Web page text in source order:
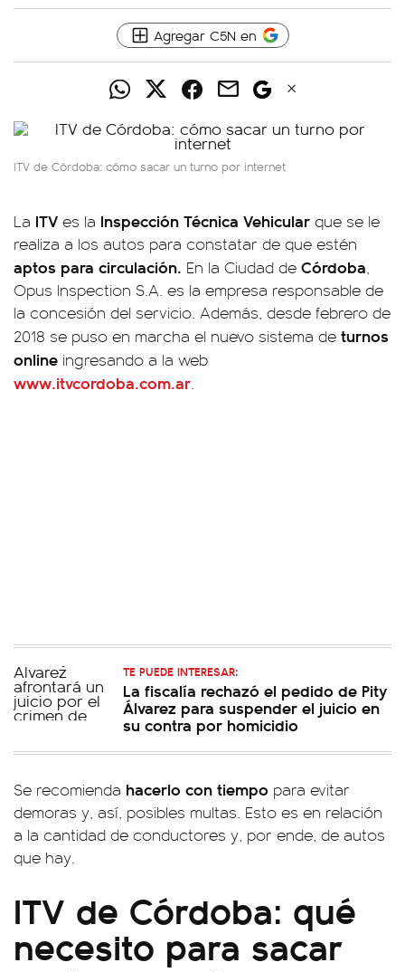
Agregar C5N en
ITV de Córdoba: cómo sacar un turno por internet
La ITV es la Inspección Técnica Vehicular que se le
realiza a los autos para constatar de que estén
aptos para circulación. En la Ciudad de Córdoba,
Opus Inspection S.A. es la empresa responsable de
la concesión del servicio. Además, desde febrero de
2018 se puso en marcha el nuevo sistema de turnos
online ingresando a la web
www.itvcordoba.com.ar.
TE PUEDE INTERESAR:
La fiscalía rechazó el pedido de Pity
Álvarez para suspender el juicio en
su contra por homicidio
Se recomienda hacerlo con tiempo para evitar
demoras y, así, posibles multas. Esto es en relación
a la cantidad de conductores y, por ende, de autos
que hay.
ITV de Córdoba: qué
necesito para sacar